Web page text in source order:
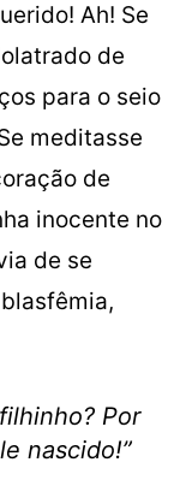
Ah! Se
de
para o seio
meditasse
de
inocente no
de se
Por
nascido!”